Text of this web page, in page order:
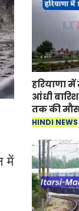
में
हरियाणा
आंधी
तक की
HINDI NEWS